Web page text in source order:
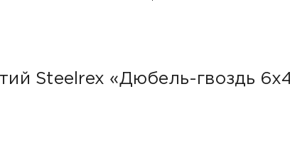
Steelrex «Дюбель-гвоздь